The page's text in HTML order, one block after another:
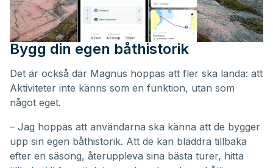
Bygg din egen båthistorik
Det är också där Magnus hoppas att fler ska landa: att
Aktiviteter inte känns som en funktion, utan som
något eget.
– Jag hoppas att användarna ska känna att de bygger
upp sin egen båthistorik. Att de kan bläddra tillbaka
efter en säsong, återuppleva sina bästa turer, hitta